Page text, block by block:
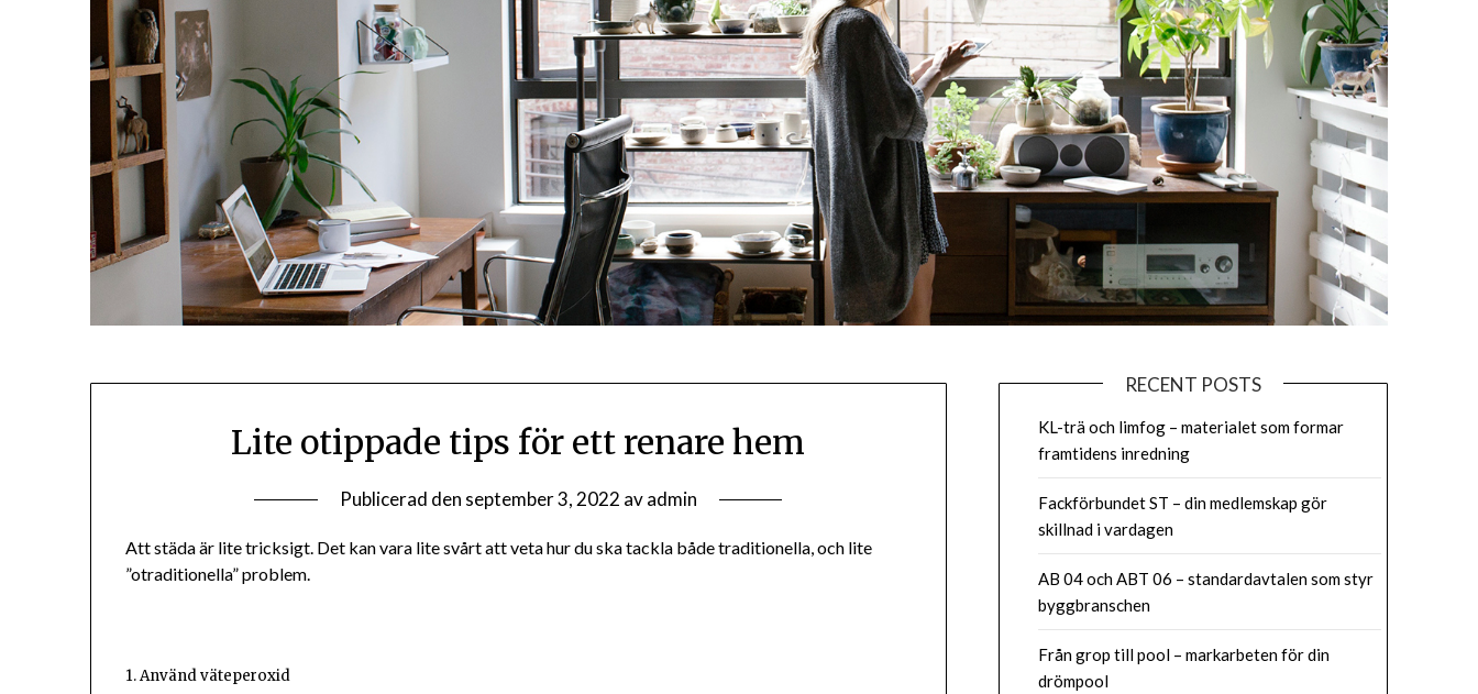
Lite otippade tips för ett renare hem
Publicerad den september 3, 2022 avadmin
Att städa är lite tricksigt. Det kan vara lite svårt att veta hur du ska tackla både traditionella, och lite
”otraditionella” problem.
1. Använd väteperoxid
RECENT POSTS
KL-trä och limfog – materialet som formar
framtidens inredning
Fackförbundet ST – din medlemskap gör
skillnad i vardagen
AB 04 och ABT 06 – standardavtalen som styr
byggbranschen
Från grop till pool – markarbeten för din
drömpool